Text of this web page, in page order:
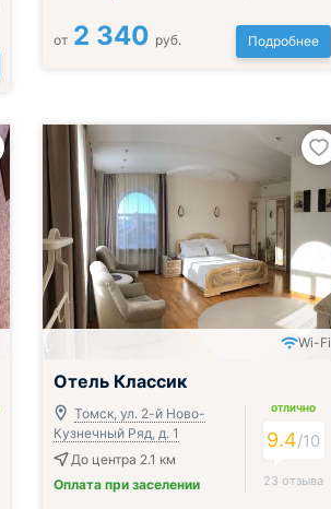
от 2 340 руб. Подробнее
Wi-Fi
Отель Классик
Томск, ул. 2-й Ново-
Кузнечный Ряд, д. 1
До центра 2.1 км
Оплата при заселении
ОТЛИЧНО
9.4/10
23 отзыва